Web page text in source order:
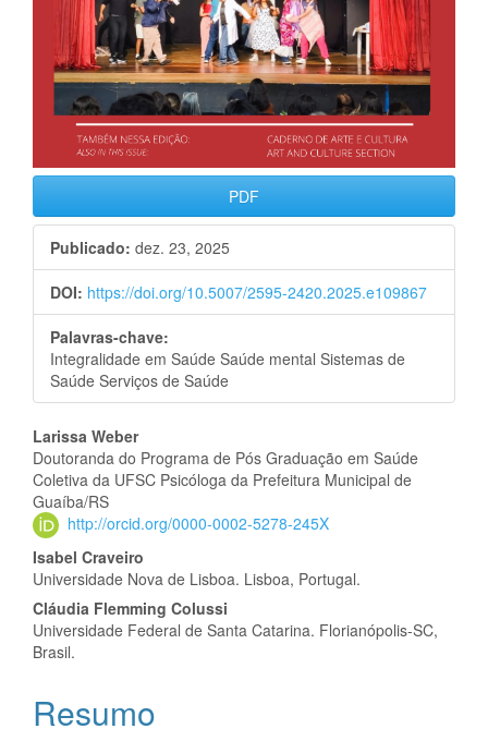
PDF
Publicado: dez. 23, 2025
DOI: https://doi.org/10.5007/2595-2420.2025.e109867
Palavras-chave:
Integralidade em Saúde Saúde mental Sistemas de
Saúde Serviços de Saúde
Conteúdo
do
artigo
principal
Larissa Weber
Doutoranda do Programa de Pós Graduação em Saúde
Coletiva da UFSC Psicóloga da Prefeitura Municipal de
Guaíba/RS
http://orcid.org/0000-0002-5278-245X
Isabel Craveiro
Universidade Nova de Lisboa. Lisboa, Portugal.
Cláudia Flemming Colussi
Universidade Federal de Santa Catarina. Florianópolis-SC,
Brasil.
Resumo